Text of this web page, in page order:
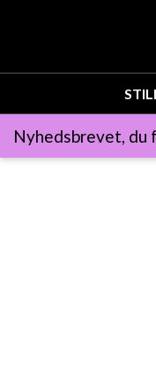
Nyhedsbrevet,